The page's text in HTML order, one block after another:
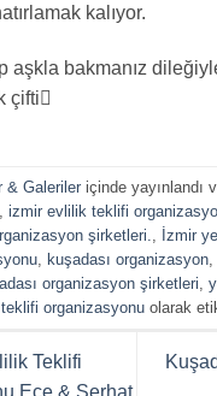
kalıyor.
aşkla bakmanız
çifti
& Galerileriçinde yayınlandı
izmir evlilik teklifi
şirketleri.
İzmir
, kuşadası organizasyon,
organizasyon şirketleri
teklifi organizasyonuolarak
Teklifi
Ece & Serhat